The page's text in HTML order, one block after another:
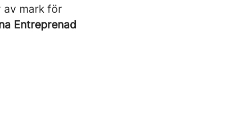
av mark för
Entreprenad